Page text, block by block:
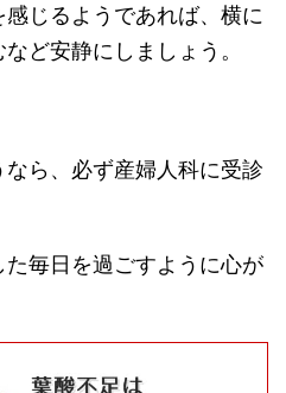
じるようであれば、横に
ど安静にしましょう。
ら、必ず産婦人科に受診
毎日を過ごすように心が